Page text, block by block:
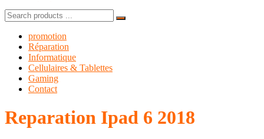
Search
for:
promotion
Réparation
Informatique
Cellulaires & Tablettes
Gaming
Contact
Reparation Ipad 6 2018